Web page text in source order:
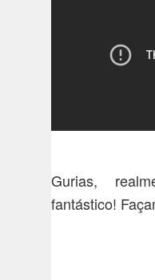
Gurias,
fantástico!